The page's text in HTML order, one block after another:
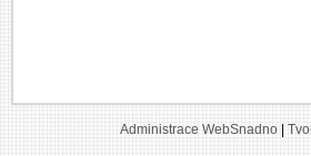
Administrace WebSnadno|